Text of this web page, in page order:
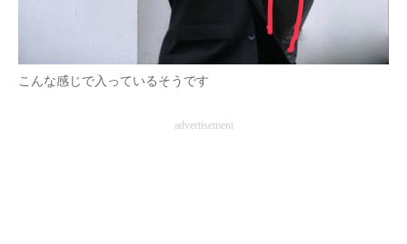
こんな感じで入っているそうです
advertisement